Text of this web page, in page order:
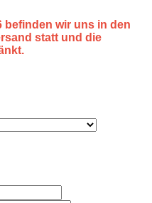
befinden wir uns in den
statt und die